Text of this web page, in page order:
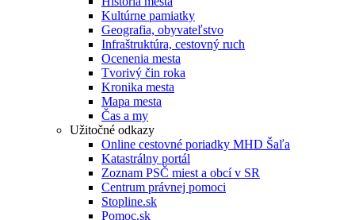
Kultúrne pamiatky
Geografia, obyvateľstvo
Infraštruktúra, cestovný ruch
Ocenenia mesta
Tvorivý čin roka
Kronika mesta
Mapa mesta
Čas a my
Užitočné odkazy
Online cestovné poriadky MHD Šaľa
Katastrálny portál
Zoznam PSČ miest a obcí v SR
Centrum právnej pomoci
Stopline.sk
Pomoc.sk